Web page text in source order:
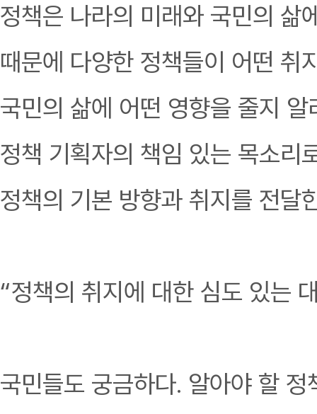
정책은 나라의 미래와 국민의 삶
때문에 다양한 정책들이 어떤 취
국민의 삶에 어떤 영향을 줄지
정책 기획자의 책임 있는 목소리
정책의 기본 방향과 취지를 전달
“정책의 취지에 대한 심도 있는
국민들도 궁금하다. 알아야 할 정